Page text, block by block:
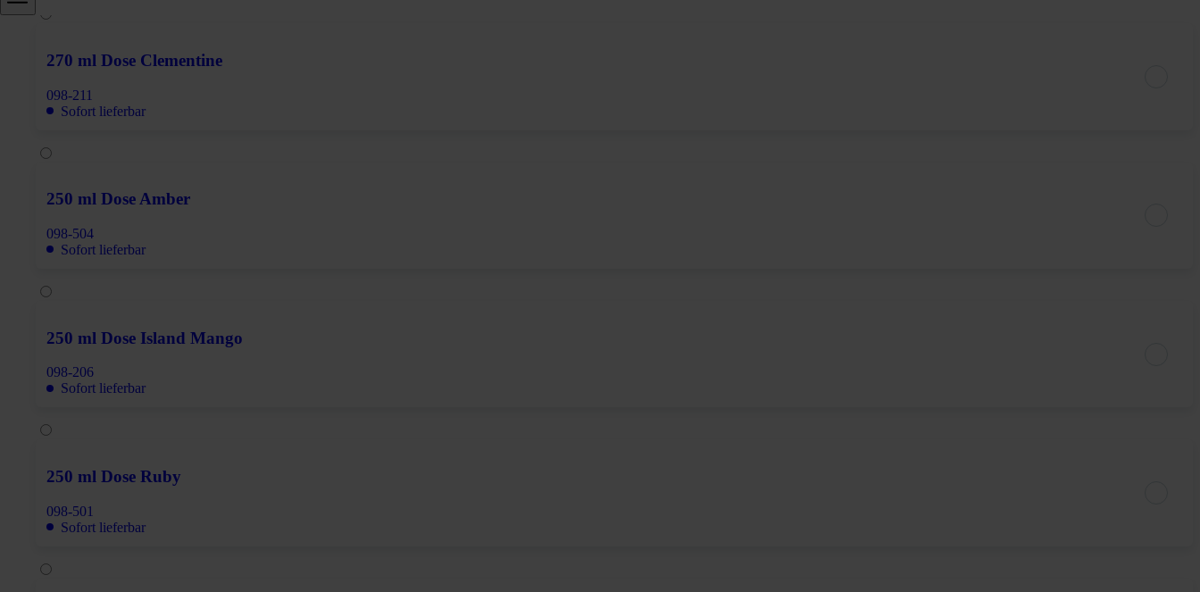
270 ml Dose Clementine
098-211
Sofort lieferbar
250 ml Dose Amber
098-504
Sofort lieferbar
250 ml Dose Island Mango
098-206
Sofort lieferbar
250 ml Dose Ruby
098-501
Sofort lieferbar